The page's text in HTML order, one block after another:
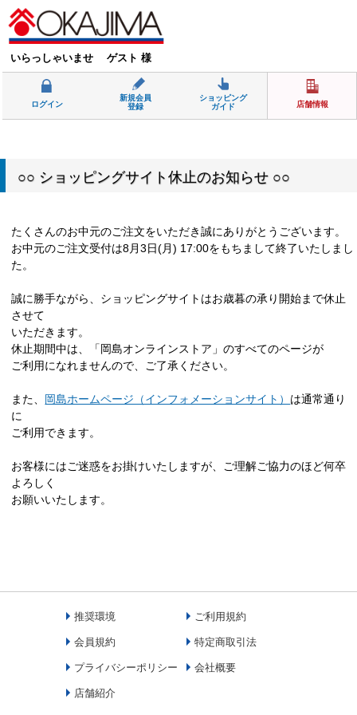
いらっしゃいませ ゲスト 様
ログイン
新規会員
登録
ショッピング
ガイド
店舗情報
○○ ショッピングサイト休止のお知らせ ○○
たくさんのお中元のご注文をいただき誠にありがとうございます。
お中元のご注文受付は8月3日(月) 17:00をもちまして終了いたしまし
た。
誠に勝手ながら、ショッピングサイトはお歳暮の承り開始まで休止
させて
いただきます。
休止期間中は、「岡島オンラインストア」のすべてのページが
ご利用になれませんので、ご了承ください。
また、 岡島ホームページ（インフォメーションサイト） は通常通り
に
ご利用できます。
お客様にはご迷惑をお掛けいたしますが、ご理解ご協力のほど何卒
よろしく
お願いいたします。
推奨環境 ご利用規約
会員規約 特定商取引法
プライバシーポリシー 会社概要
店舗紹介